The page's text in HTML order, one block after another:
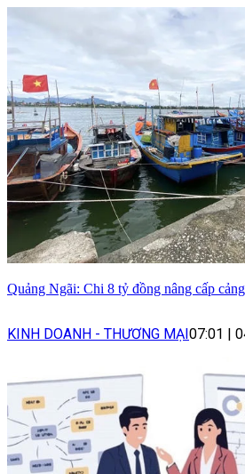
Quảng Ngãi: Chi 8 tỷ đồng nâng cấp
KINH DOANH - THƯƠNG MẠI 07:01